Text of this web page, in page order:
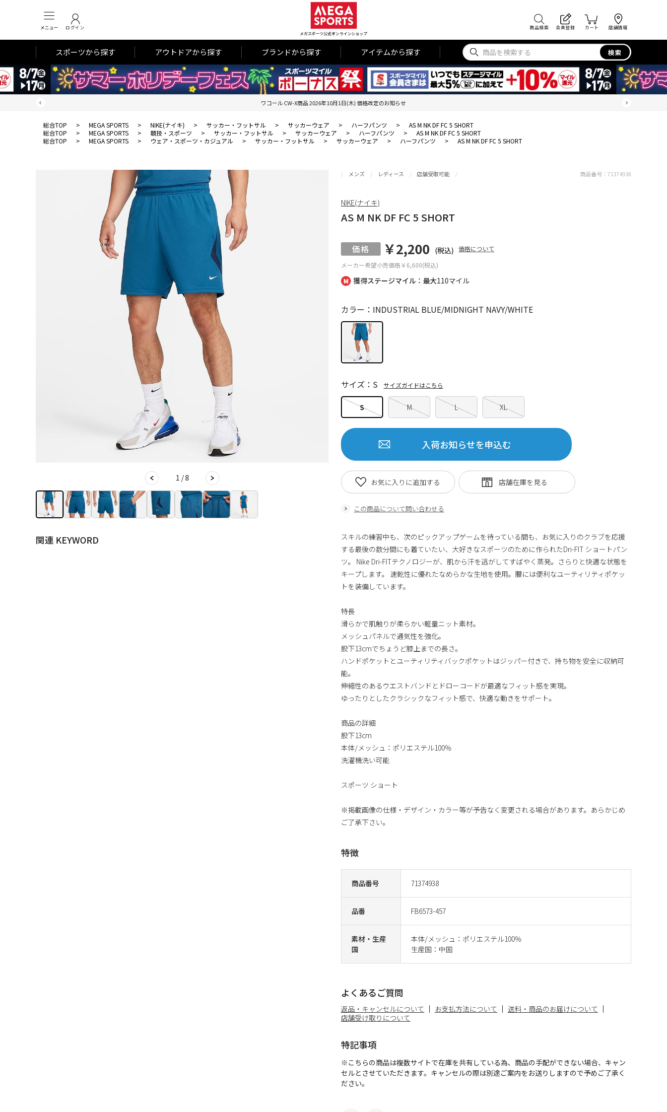
メニュー ログイン
メガスポーツ公式オンラインショップ
商品検索 会員登録 カート 店舗情報
スポーツから探す アウトドアから探す ブランドから探す アイテムから探す 検索
ワコール CW-X商品 2026年10月1日(木) 価格改定のお知らせ
総合TOP > MEGA SPORTS > NIKE(ナイキ) > サッカー・フットサル > サッカーウェア > ハーフパンツ >
AS M NK DF FC 5 SHORT
総合TOP
> MEGA SPORTS > 競技・スポーツ > サッカー・フットサル > サッカーウェア > ハーフパンツ >
AS M NK DF FC 5 SHORT
総合TOP
> MEGA SPORTS > ウェア・スポーツ・カジュアル > サッカー・フットサル > サッカーウェア > ハーフパンツ > AS M NK DF FC 5 SHORT
1 / 8
関連 KEYWORD
獲得ステージマイル：最大110マイル
メンズ レディース 店舗受取可能
AS M NK DF FC 5 SHORT
メーカー希望小売価格￥6,600(税込)
￥2,200 (税込) 価格について
商品番号 71374938
品番 FB6573-457
素材・生産
国
本体/メッシュ：ポリエステル100％
生産国：中国
カラー：INDUSTRIAL BLUE/MIDNIGHT NAVY/WHITE
S M L XL
サイズ：S サイズガイドはこちら
入荷お知らせを申込む
この商品について問い合わせる
お気に入りに追加する
商品番号： 71374938
NIKE(ナイキ)
スキルの練習中も、次のピックアップゲームを待っている間も、お気に入りのクラブを応援
する最後の数分間にも着ていたい、大好きなスポーツのために作られたDri-FIT ショートパン
ツ。 Nike Dri-FITテクノロジーが、肌から汗を逃がしてすばやく蒸発。さらりと快適な状態を
キープします。 速乾性に優れたなめらかな生地を使用。腰には便利なユーティリティポケッ
トを装備しています。
特長
滑らかで肌触りが柔らかい軽量ニット素材。
メッシュパネルで通気性を強化。
股下13cmでちょうど膝上までの長さ。
ハンドポケットとユーティリティバックポケットはジッパー付きで、持ち物を安全に収納可
能。
伸縮性のあるウエストバンドとドローコードが最適なフィット感を実現。
ゆったりとしたクラシックなフィット感で、快適な動きをサポート。
商品の詳細
股下13cm
本体/メッシュ：ポリエステル100％
洗濯機洗い可能
スポーツ ショート
※掲載画像の仕様・デザイン・カラー等が予告なく変更される場合があります。あらかじめ
ご了承下さい。
特徴
よくあるご質問
返品・キャンセルについて お支払方法について
送料・商品のお届けについて
店舗受け取りについて
特記事項
※こちらの商品は複数サイトで在庫を共有している為、商品の手配ができない場合、キャン
セルとさせていただきます。キャンセルの際は別途ご案内をお送りしますので予めご了承く
ださい。